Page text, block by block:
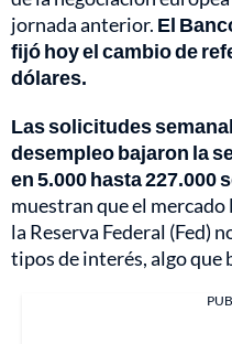
jornada anterior. El
fijó hoy el cambio de
dólares.
Las solicitudes
desempleo bajaron la
en 5.000 hasta 227.000
muestran que el
la Reserva Federal (Fed)
tipos de interés, algo que